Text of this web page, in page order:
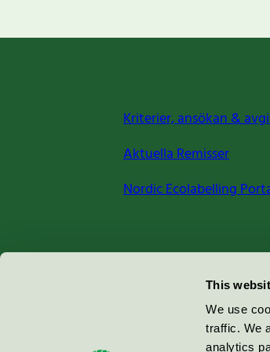
This
We use
traffic. We
analytics
Kriterier, ansökan &
Aktuella Remisser
Nordic Ecolabelling
Miljömärkning Sverige AB
100 64